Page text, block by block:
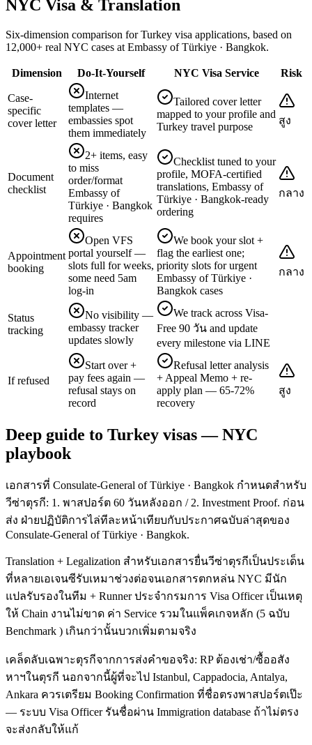
NYC Visa & Translation
Six-dimension comparison for Turkey visa applications, based on
12,000+ real NYC cases at Embassy of Türkiye · Bangkok.
Dimension Do-It-Yourself NYC Visa Service Risk
Case-
specific
cover letter
Internet
templates —
embassies spot
them immediately
Tailored cover letter
mapped to your profile and
Turkey travel purpose
สูง
Document
checklist
2+ items, easy
to miss
order/format
Embassy of
Türkiye · Bangkok
requires
Checklist tuned to your
profile, MOFA-certified
translations, Embassy of
Türkiye · Bangkok-ready
ordering
กลาง
Appointment
booking
Open VFS
portal yourself —
slots full for weeks,
some need 5am
log-in
We book your slot +
flag the earliest one;
priority slots for urgent
Embassy of Türkiye ·
Bangkok cases
กลาง
Status
tracking
No visibility —
embassy tracker
updates slowly
We track across Visa-
Free 90 วัน and update
every milestone via LINE
If refused
Start over +
pay fees again —
refusal stays on
record
Refusal letter analysis
+ Appeal Memo + re-
apply plan — 65-72%
recovery
สูง
Deep guide to Turkey visas — NYC
playbook
เอกสารที่ Consulate-General of Türkiye · Bangkok กำหนดสำหรับ
วีซ่าตุรกี: 1. พาสปอร์ต 60 วันหลังออก / 2. Investment Proof. ก่อน
ส่ง ฝ่ายปฏิบัติการไล่ทีละหน้าเทียบกับประกาศฉบับล่าสุดของ
Consulate-General of Türkiye · Bangkok.
Translation + Legalization สำหรับเอกสารยื่นวีซ่าตุรกีเป็นประเด็น
ที่หลายเอเจนซีรับเหมาช่วงต่อจนเอกสารตกหล่น NYC มีนัก
แปลรับรองในทีม + Runner ประจำกรมการ Visa Officer เป็นเหตุ
ให้ Chain งานไม่ขาด ค่า Service รวมในแพ็คเกจหลัก (5 ฉบับ
Benchmark ) เกินกว่านั้นบวกเพิ่มตามจริง
เคล็ดลับเฉพาะตุรกีจากการส่งคำขอจริง: RP ต้องเช่า/ซื้ออสัง
หาฯในตุรกี นอกจากนี้ผู้ที่จะไป Istanbul, Cappadocia, Antalya,
Ankara ควรเตรียม Booking Confirmation ที่ชื่อตรงพาสปอร์ตเป๊ะ
— ระบบ Visa Officer รันชื่อผ่าน Immigration database ถ้าไม่ตรง
จะส่งกลับให้แก้